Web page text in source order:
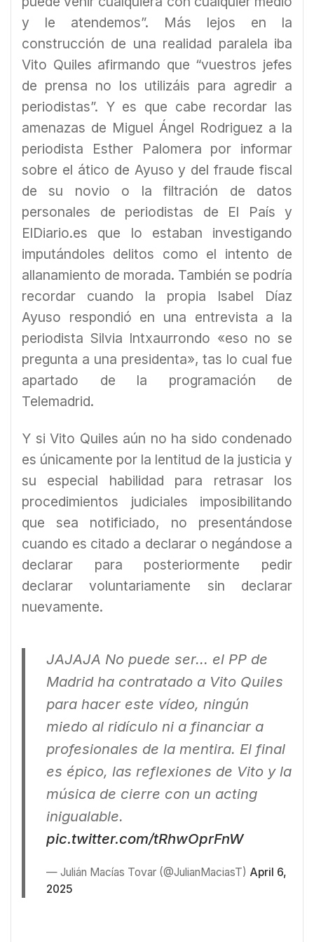
y le atendemos”. Más lejos en la
construcción de una realidad paralela iba
Vito Quiles afirmando que “vuestros jefes
de prensa no los utilizáis para agredir a
periodistas”. Y es que cabe recordar las
amenazas de Miguel Ángel Rodriguez a la
periodista Esther Palomera por informar
sobre el ático de Ayuso y del fraude fiscal
de su novio o la filtración de datos
personales de periodistas de El País y
ElDiario.es que lo estaban investigando
imputándoles delitos como el intento de
allanamiento de morada. También se podría
recordar cuando la propia Isabel Díaz
Ayuso respondió en una entrevista a la
periodista Silvia Intxaurrondo «eso no se
pregunta a una presidenta», tas lo cual fue
apartado de la programación de
Telemadrid.
Y si Vito Quiles aún no ha sido condenado
es únicamente por la lentitud de la justicia y
su especial habilidad para retrasar los
procedimientos judiciales imposibilitando
que sea notificiado, no presentándose
cuando es citado a declarar o negándose a
declarar para posteriormente pedir
declarar voluntariamente sin declarar
nuevamente.
JAJAJA No puede ser... el PP de
Madrid ha contratado a Vito Quiles
para hacer este vídeo, ningún
miedo al ridículo ni a financiar a
profesionales de la mentira. El final
es épico, las reflexiones de Vito y la
música de cierre con un acting
inigualable.
pic.twitter.com/tRhwOprFnW
— Julián Macías Tovar (@JulianMaciasT) April 6,
2025